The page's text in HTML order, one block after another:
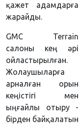
қажет адамдарға
жарайды.
GMC Terrain
салоны кең әрі
ойластырылған.
Жолаушыларға
арналған орын
кеңістігі мен
ыңғайлы отыру -
бірден байқалатын